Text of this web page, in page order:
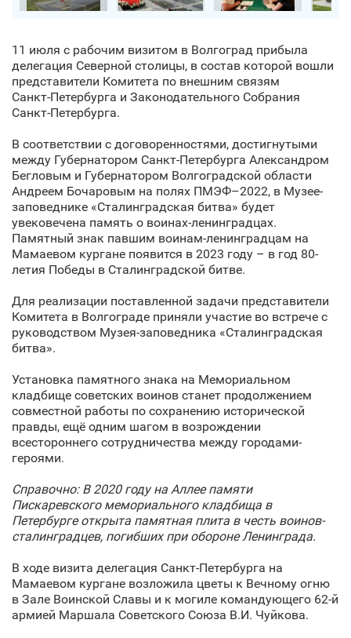
11 июля с рабочим визитом в Волгоград прибыла
делегация Северной столицы, в состав которой вошли
представители Комитета по внешним связям
Санкт‑Петербурга и Законодательного Собрания
Санкт‑Петербурга.
В соответствии с договоренностями, достигнутыми
между Губернатором Санкт‑Петербурга Александром
Бегловым и Губернатором Волгоградской области
Андреем Бочаровым на полях ПМЭФ–2022, в Музее-
заповеднике «Сталинградская битва» будет
увековечена память о воинах-ленинградцах.
Памятный знак павшим воинам-ленинградцам на
Мамаевом кургане появится в 2023 году – в год 80-
летия Победы в Сталинградской битве.
Для реализации поставленной задачи представители
Комитета в Волгограде приняли участие во встрече с
руководством Музея-заповедника «Сталинградская
битва».
Установка памятного знака на Мемориальном
кладбище советских воинов станет продолжением
совместной работы по сохранению исторической
правды, ещё одним шагом в возрождении
всестороннего сотрудничества между городами-
героями.
Справочно: В 2020 году на Аллее памяти
Пискаревского мемориального кладбища в
Петербурге открыта памятная плита в честь воинов-
сталинградцев, погибших при обороне Ленинграда.
В ходе визита делегация Санкт‑Петербурга на
Мамаевом кургане возложила цветы к Вечному огню
в Зале Воинской Славы и к могиле командующего 62-й
армией Маршала Советского Союза В.И. Чуйкова.